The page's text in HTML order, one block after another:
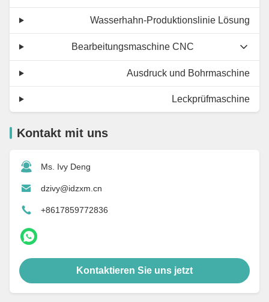
Wasserhahn-Produktionslinie Lösung
Bearbeitungsmaschine CNC
Ausdruck und Bohrmaschine
Leckprüfmaschine
Kontakt mit uns
Ms. Ivy Deng
dzivy@idzxm.cn
+8617859772836
Kontaktieren Sie uns jetzt